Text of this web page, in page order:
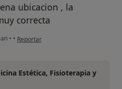
ubicacion , la
correcta
• • en opinión del usuario Marisol
Reportar
Estética, Fisioterapia y